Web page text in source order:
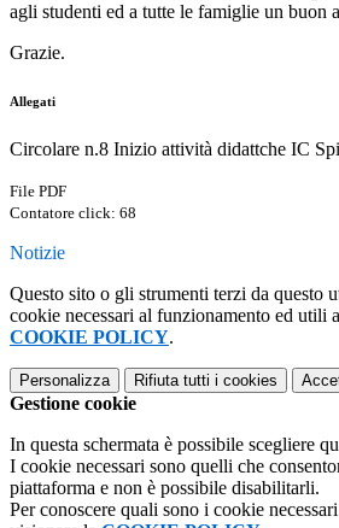
agli studenti ed a tutte le famiglie un buon
Grazie.
Allegati
Circolare n.8 Inizio attività didattche IC
File PDF
Contatore click: 68
Notizie
Questo sito o gli strumenti terzi da questo
cookie necessari al funzionamento ed utili
COOKIE POLICY.
Personalizza Rifiuta tutti i cookies
Gestione cookie
In questa schermata è possibile scegliere
I cookie necessari sono quelli che
piattaforma e non è possibile disabilitarli.
Per conoscere quali sono i cookie